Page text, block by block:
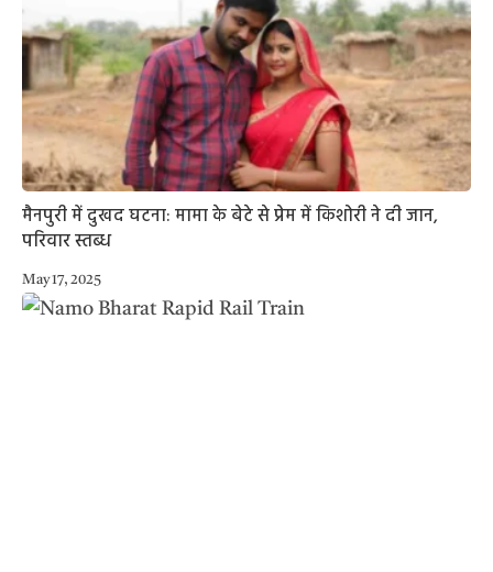
मैनपुरी में दुखद घटना: मामा के बेटे से प्रेम में किशोरी ने दी जान,
परिवार स्तब्ध
May 17, 2025